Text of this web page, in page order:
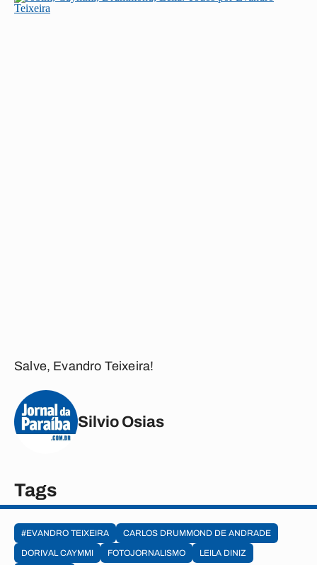
Salve, Evandro Teixeira!
Silvio Osias
Tags
#EVANDRO TEIXEIRA
CARLOS DRUMMOND DE ANDRADE
DORIVAL CAYMMI
FOTOJORNALISMO
LEILA DINIZ